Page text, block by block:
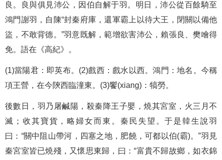
良。良與俱見沛公，因伯自解于羽。明日，沛公從百餘騎至
鴻門謝羽，自陳“封秦府庫，還軍霸上以待大王，閉關以備他
盜，不敢背德。”羽意既解，範增欲害沛公，賴張良、樊噲得
免。語在《高紀》。
(1)當陽君：即英布。(2)戲西：戲水以西。鴻門：地名。今稱
項王營，在今陝西臨潼東。(3)饗(xiang)：犒勞。
後數日，羽乃屠鹹陽，殺秦降王子嬰，燒其宮室，火三月不
滅；收其寶貨，略婦女而東。秦民失望。于是韓生說羽
曰：“關中阻山帶河，四塞之地，肥饒，可都以伯(霸)。”羽見
秦宮室皆已燒殘，又懷思東歸，曰：“富貴不歸故鄉，如衣錦